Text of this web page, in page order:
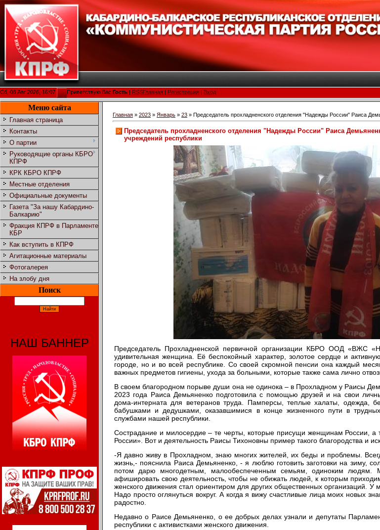
Сб, 08 Авг 2026, 16:07 Приветствую Вас Гость RSSГлавная Регистрация Вход
Меню сайта
Главная страница
Контакты
О партии
Руководящие органы КБРО
КПРФ
КРК КБРО КПРФ
Местные отделения
Официальные документы
Газета "За нашу Кабардино-
Балкарию"
Фракция КПРФ в Парламенте
КБР
Как вступить в КПРФ
Агитационные материалы
Фотогалерея
На злобу дня
Поиск
НАШ БАННЕР
Главная » 2023 » Январь » 23 » Председатель прохладненского отделения "Надежды России" Раиса
Председатель прохладненского отделения "Надежды России" Раиса
учреждений республики
Председатель Прохладненской первичной организации КБРО ООД «ВЖС
удивительная женщина. Её беспокойный характер, золотое сердце и
городе, но и во всей республике. Со своей скромной пенсии она каждый
важных предметов гигиены, ухода за больными, которые также сама лично
В своем благородном порыве души она не одинока – в Прохладном у Раисы
2023 года Раиса Демьяненко подготовила с помощью друзей и на свои
дома-интерната для ветеранов труда. Памперсы, теплые халаты, одежда,
бабушками и дедушками, оказавшимися в конце жизненного пути в
службами нашей республики.
Сострадание и милосердие – те черты, которые присущи женщинам
России». Вот и деятельность Раисы Тихоновны пример такого благородства и
-Я давно живу в Прохладном, знаю многих жителей, их беды и проблемы.
жизнь,- пояснила Раиса Демьяненко, - я люблю готовить заготовки на зиму,
потом дарю многодетным, малообеспеченным семьям, одиноким
афишировать свою деятельность, чтобы не обижать людей, к которым
женского движения стал ориентиром для других общественных организаций. У
Надо просто оглянуться вокруг. А когда я вижу счастливые лица моих новых
радостно.
Недавно о Раисе Демьяненко, о ее добрых делах узнали и депутаты
республики с активистками женского движения.